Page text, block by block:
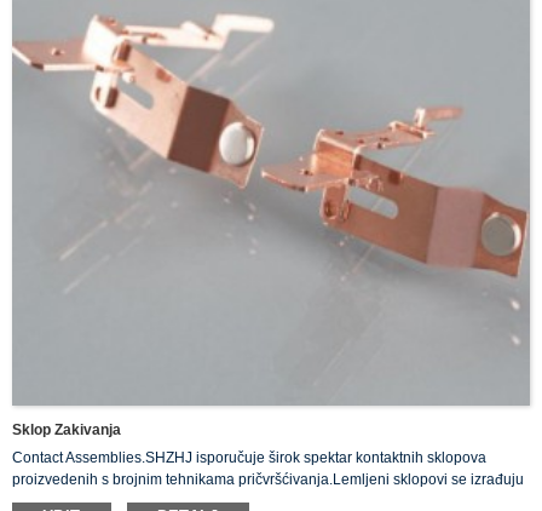
Sklop Zakivanja
Contact Assemblies.SHZHJ isporučuje širok spektar kontaktnih sklopova
proizvedenih s brojnim tehnikama pričvršćivanja.Lemljeni sklopovi se izrađuju
pomoću procesa lemljenja u peći, indukciji, otporu i bakljom.Kontakti se